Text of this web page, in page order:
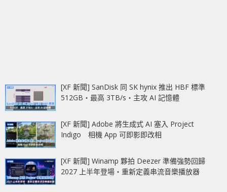
[XF 新聞] SanDisk 同 SK hynix 推出 HBF 標準
512GB‧最高 3TB/s‧主攻 AI 記憶體
[XF 新聞] Adobe 將生成式 AI 塞入 Project
Indigo 相機 App 可即影即改相
[XF 新聞] Winamp 夥拍 Deezer 準備強勢回歸
2027 上半年登場‧重新定義串流音樂播放器